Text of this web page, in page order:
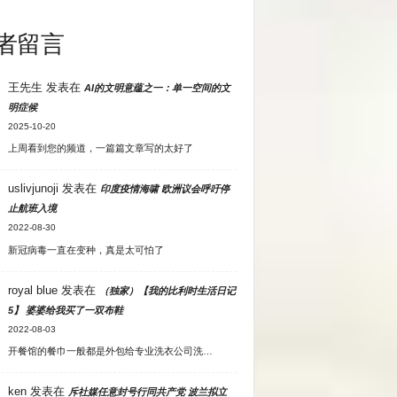
留言
王先生 发表在 AI的文明意蕴之一：单一空间的文
明症候
2025-10-20
上周看到您的频道，一篇篇文章写的太好了
uslivjunoji 发表在 印度疫情海啸 欧洲议会呼吁停
止航班入境
2022-08-30
新冠病毒一直在变种，真是太可怕了
royal blue发表在
（独家）【我的比利时生活日记
5】 婆婆给我买了一双布鞋
2022-08-03
开餐馆的餐巾一般都是外包给专业洗衣公司洗…
ken发表在 斥社媒任意封号行同共产党 波兰拟立